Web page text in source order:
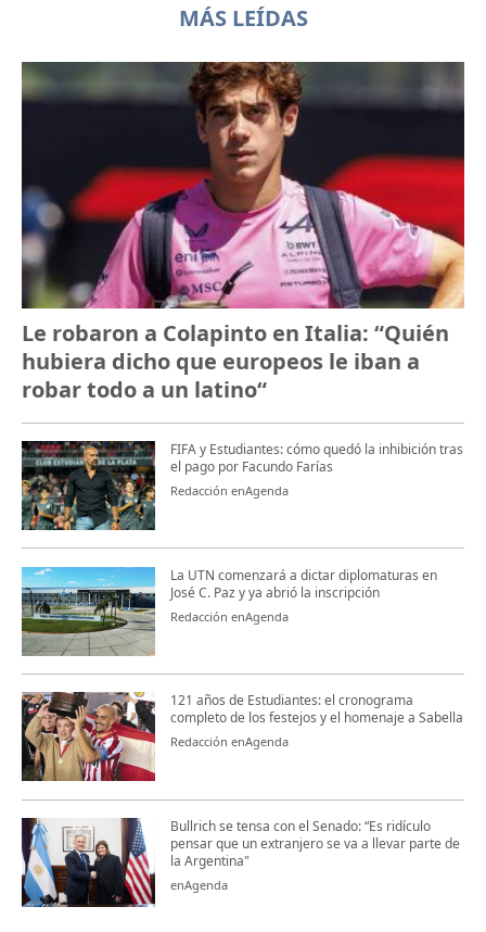
MÁS LEÍDAS
Le robaron a Colapinto en Italia: “Quién
hubiera dicho que europeos le iban a
robar todo a un latino“
FIFA y Estudiantes: cómo quedó la inhibición tras
el pago por Facundo Farías
Redacción enAgenda
La UTN comenzará a dictar diplomaturas en
José C. Paz y ya abrió la inscripción
Redacción enAgenda
121 años de Estudiantes: el cronograma
completo de los festejos y el homenaje a Sabella
Redacción enAgenda
Bullrich se tensa con el Senado: “Es ridículo
pensar que un extranjero se va a llevar parte de
la Argentina"
enAgenda